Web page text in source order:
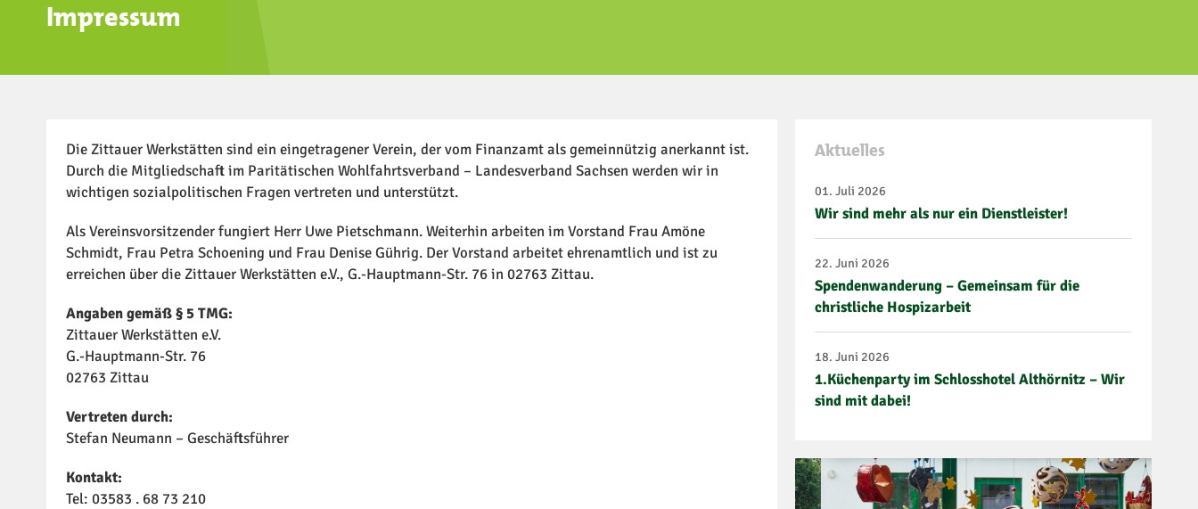
Impressum
Die Zittauer Werkstätten sind ein eingetragener Verein, der vom Finanzamt als gemeinnützig anerkannt ist.
Durch die Mitgliedschaft im Paritätischen Wohlfahrtsverband – Landesverband Sachsen werden wir in
wichtigen sozialpolitischen Fragen vertreten und unterstützt.
Als Vereinsvorsitzender fungiert Herr Uwe Pietschmann. Weiterhin arbeiten im Vorstand Frau Amöne
Schmidt, Frau Petra Schoening und Frau Denise Gührig. Der Vorstand arbeitet ehrenamtlich und ist zu
erreichen über die Zittauer Werkstätten e.V., G.-Hauptmann-Str. 76 in 02763 Zittau.
Angaben gemäß § 5 TMG:
Zittauer Werkstätten e.V.
G.-Hauptmann-Str. 76
02763 Zittau
Vertreten durch:
Stefan Neumann – Geschäftsführer
Kontakt:
Tel: 03583 . 68 73 210
Aktuelles
01. Juli 2026
Wir sind mehr als nur ein Dienstleister!
22. Juni 2026
Spendenwanderung – Gemeinsam für die
christliche Hospizarbeit
18. Juni 2026
1.Küchenparty im Schlosshotel Althörnitz – Wir
sind mit dabei!